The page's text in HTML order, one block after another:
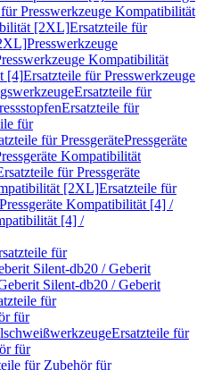
Presswerkzeuge Kompatibilität
[2XL]Ersatzteile für
Presswerkzeuge
Kompatibilität
[4]Ersatzteile für Presswerkzeuge
Ersatzteile für
Ersatzteile für
für
für PressgerätePressgeräte
Kompatibilität
für Pressgeräte
[2XL]Ersatzteile für
Pressgeräte Kompatibilität [4] /
[4] /
für
Silent-db20 / Geberit
Silent-db20 / Geberit
für
für
Ersatzteile für
für
für Zubehör für